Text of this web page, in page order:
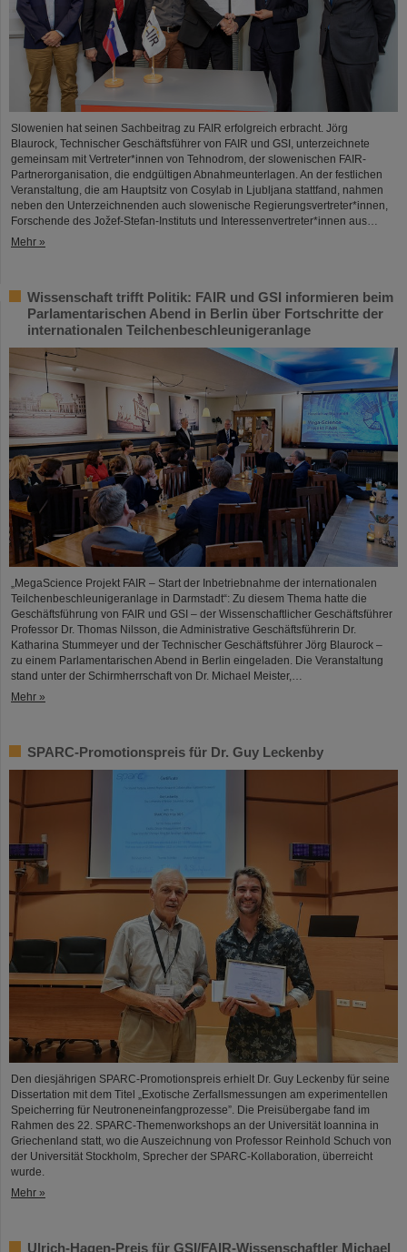
Slowenien hat seinen Sachbeitrag zu FAIR erfolgreich erbracht. Jörg
Blaurock, Technischer Geschäftsführer von FAIR und GSI, unterzeichnete
gemeinsam mit Vertreter*innen von Tehnodrom, der slowenischen FAIR-
Partnerorganisation, die endgültigen Abnahmeunterlagen. An der festlichen
Veranstaltung, die am Hauptsitz von Cosylab in Ljubljana stattfand, nahmen
neben den Unterzeichnenden auch slowenische Regierungsvertreter*innen,
Forschende des Jožef-Stefan-Instituts und Interessenvertreter*innen aus…
Mehr »
Wissenschaft trifft Politik: FAIR und GSI informieren beim
Parlamentarischen Abend in Berlin über Fortschritte der
internationalen Teilchenbeschleunigeranlage
„MegaScience Projekt FAIR – Start der Inbetriebnahme der internationalen
Teilchenbeschleunigeranlage in Darmstadt“: Zu diesem Thema hatte die
Geschäftsführung von FAIR und GSI – der Wissenschaftlicher Geschäftsführer
Professor Dr. Thomas Nilsson, die Administrative Geschäftsführerin Dr.
Katharina Stummeyer und der Technischer Geschäftsführer Jörg Blaurock –
zu einem Parlamentarischen Abend in Berlin eingeladen. Die Veranstaltung
stand unter der Schirmherrschaft von Dr. Michael Meister,…
Mehr »
SPARC-Promotionspreis für Dr. Guy Leckenby
Den diesjährigen SPARC-Promotionspreis erhielt Dr. Guy Leckenby für seine
Dissertation mit dem Titel „Exotische Zerfallsmessungen am experimentellen
Speicherring für Neutroneneinfangprozesse”. Die Preisübergabe fand im
Rahmen des 22. SPARC-Themenworkshops an der Universität Ioannina in
Griechenland statt, wo die Auszeichnung von Professor Reinhold Schuch von
der Universität Stockholm, Sprecher der SPARC-Kollaboration, überreicht
wurde.
Mehr »
Ulrich-Hagen-Preis für GSI/FAIR-Wissenschaftler Michael